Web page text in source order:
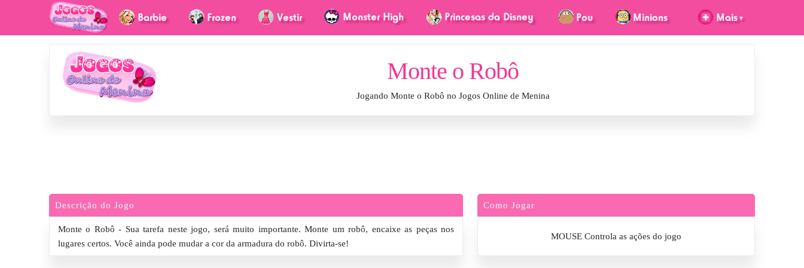
Monte o Robô
Jogando Monte o Robô no Jogos Online de Menina
Descrição do Jogo
Monte o Robô - Sua tarefa neste jogo, será muito importante. Monte um robô, encaixe as peças nos
lugares certos. Você ainda pode mudar a cor da armadura do robô. Divirta-se!
Como Jogar
MOUSE Controla as ações do jogo